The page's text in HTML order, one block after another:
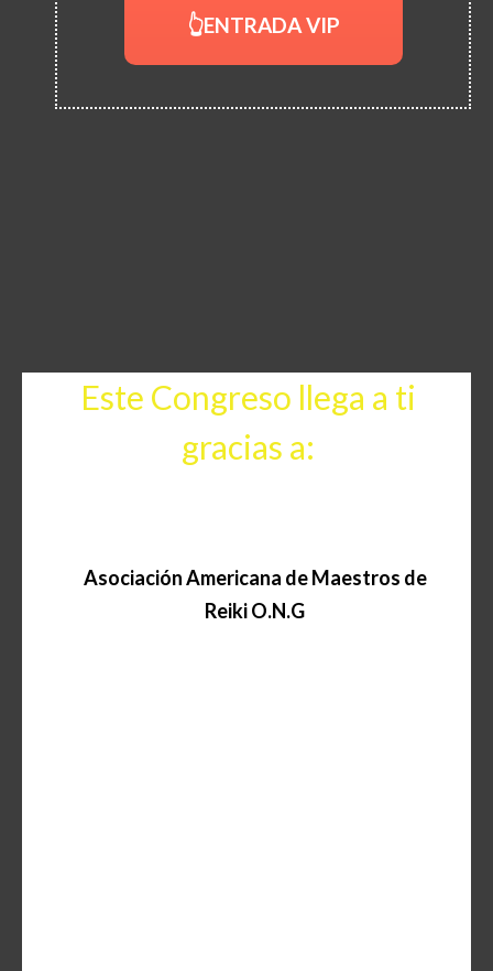
👆ENTRADA VIP
Este Congreso llega a ti
gracias a:
AsociaciónAmericana de Maestros de
Reiki O.N.G